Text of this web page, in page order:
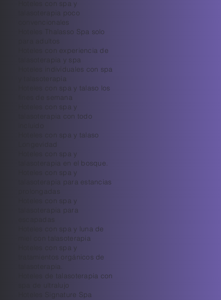
Hoteles con spa y
talasoterapia poco
convencionales
Hoteles Thalasso Spa solo
para adultos
Hoteles con experiencia de
talasoterapia y spa
Hoteles individuales con spa
y talasoterapia
Hoteles con spa y talaso los
fines de semana
Hoteles con spa y
talasoterapia con todo
Hoteles con spa y talaso
Longevidad
Hoteles con spa y
talasoterapia en el bosque.
Hoteles con spa y
talasoterapia para estancias
prolongadas
Hoteles con spa y
talasoterapia para
escapadas
Hoteles con spa y luna de
miel con talasoterapia
Hoteles con spa y
tratamientos orgánicos de
talasoterapia.
Hoteles de talasoterapia con
spa de ultralujo
Hoteles Signature Spa